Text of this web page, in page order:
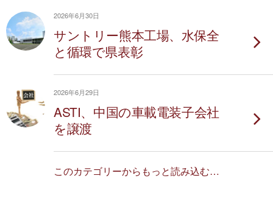
2026年6月30日
サントリー熊本工場、水保全
と循環で県表彰
2026年6月29日
ASTI、中国の車載電装子会社
を譲渡
このカテゴリーからもっと読み込む…